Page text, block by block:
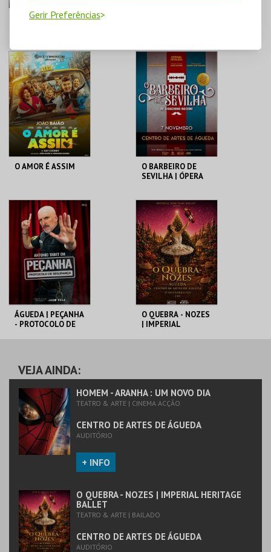
Gerir Preferências
AGORA É QUE SÃO
CENTRO DE ARTES
DE ÁGUEDA
MAIS INFO
COMPRAR
CENTRO DE ARTES
DE ÁGUEDA
MAIS INFO
O AMOR É ASSIM
CENTRO DE ARTES
DE ÁGUEDA
MAIS INFO
COMPRAR
O BARBEIRO DE
SEVILHA | ÓPERA
CENTRO DE ARTES
DE ÁGUEDA
MAIS INFO
COMPRAR
ÁGUEDA | PEÇANHA
- PROTOCOLO DE
DE ÁGUEDA
MAIS INFO
COMPRAR
O QUEBRA - NOZES
| IMPERIAL
MAIS INFO
COMPRAR
VEJA AINDA:
HOMEM - ARANHA : UM NOVO DIA
TEATRO & ARTE | CINEMA ACÇÃO
CENTRO DE ARTES DE ÁGUEDA
AUDITÓRIO
+ INFO
O QUEBRA - NOZES | IMPERIAL HERITAGE
BALLET
TEATRO & ARTE | BAILADO
CENTRO DE ARTES DE ÁGUEDA
AUDITÓRIO